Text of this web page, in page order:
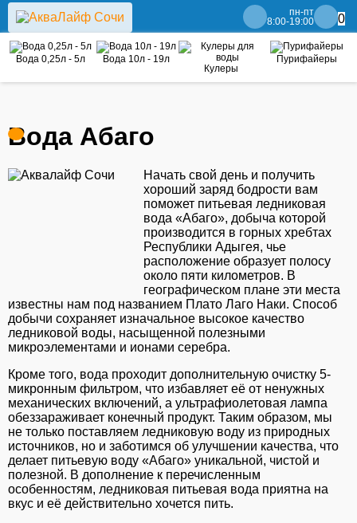
пн-пт
8:00-19:00
0
Вода 0,25л - 5л
Вода 10л - 19л
Кулеры
Пурифайеры
Вода Абаго
Начать свой день и получить
хороший заряд бодрости вам
поможет питьевая ледниковая
вода «Абаго», добыча которой
производится в горных хребтах
Республики Адыгея, чье
расположение образует полосу
около пяти километров. В
географическом плане эти места
известны нам под названием Плато Лаго Наки. Способ
добычи сохраняет изначальное высокое качество
ледниковой воды, насыщенной полезными
микроэлементами и ионами серебра.
Кроме того, вода проходит дополнительную очистку 5-
микронным фильтром, что избавляет её от ненужных
механических включений, а ультрафиолетовая лампа
обеззараживает конечный продукт. Таким образом, мы
не только поставляем ледниковую воду из природных
источников, но и заботимся об улучшении качества, что
делает питьевую воду «Абаго» уникальной, чистой и
полезной. В дополнение к перечисленным
особенностям, ледниковая питьевая вода приятна на
вкус и её действительно хочется пить.